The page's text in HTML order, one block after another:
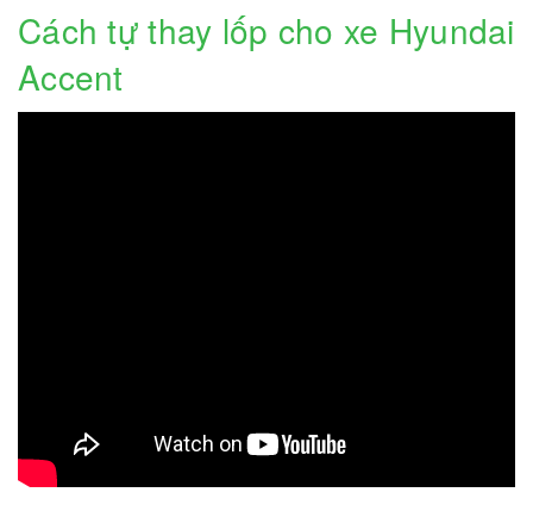
Cách tự thay lốp cho xe Hyundai
Accent